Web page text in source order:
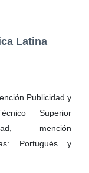
Latina
Publicidad y
Superior
mención
Portugués y